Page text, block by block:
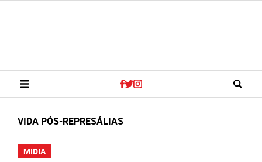
VIDA PÓS-REPRESÁLIAS
MIDIA